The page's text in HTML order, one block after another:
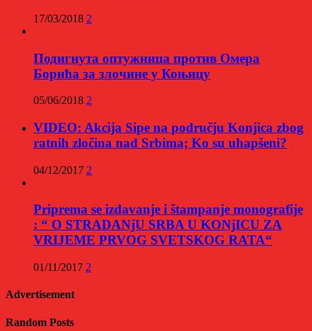
17/03/2018 2
Подигнута оптужница против Омера
Борића за злочине у Коњицу
05/06/2018 2
VIDEO: Akcija Sipe na području Konjica zbog
ratnih zločina nad Srbima; Ko su uhapšeni?
04/12/2017 2
Priprema se izdavanje i štampanje monografije
: “ O STRADANjU SRBA U KONjICU ZA
VRIJEME PRVOG SVETSKOG RATA“
01/11/2017 2
Advertisement
Random Posts